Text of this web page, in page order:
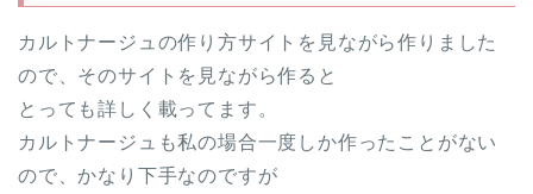
カルトナージュの作り方サイトを見ながら作りました
ので、そのサイトを見ながら作ると
とっても詳しく載ってます。
カルトナージュも私の場合一度しか作ったことがない
ので、かなり下手なのですが